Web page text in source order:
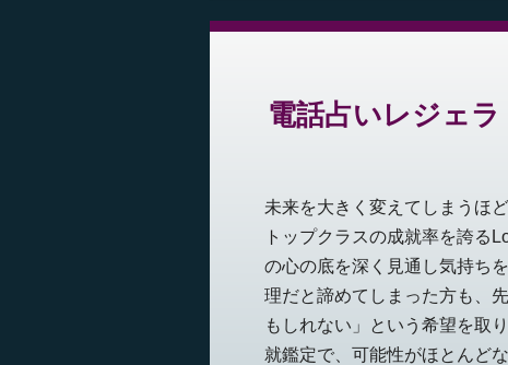
電話占いレジェ
未来を大きく変えてしまうほ
トップクラスの成就率を誇る
の心の底を深く見通し気持ち
理だと諦めてしまった方も、
もしれない」という希望を取
就鑑定で、可能性がほとんど